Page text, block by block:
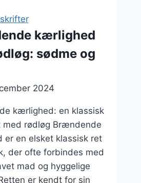
stegte
og
kalkun
kærlighed
sødme og
2024
kærlighed: en klassisk
med rødløg Brændende
er en elsket klassisk ret
der ofte forbindes med
mad og hyggelige
er kendt for sin